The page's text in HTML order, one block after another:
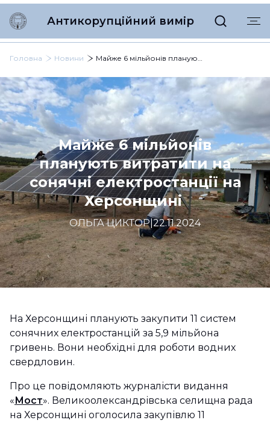
Антикорупційний вимір
Головна Новини Майже 6 мільйонів планують витратити на сонячні електростанції на Херсонщині
Майже 6 мільйонів
планують витратити на
сонячні електростанції на
Херсонщині
ОЛЬГА ЦИКТОР|22.11.2024
На Херсонщині планують закупити 11 систем
сонячних електростанцій за 5,9 мільйона
гривень. Вони необхідні для роботи водних
свердловин.
Про це повідомляють журналісти видання
«Мост». Великоолександрівська селищна рада
на Херсонщині оголосила закупівлю 11